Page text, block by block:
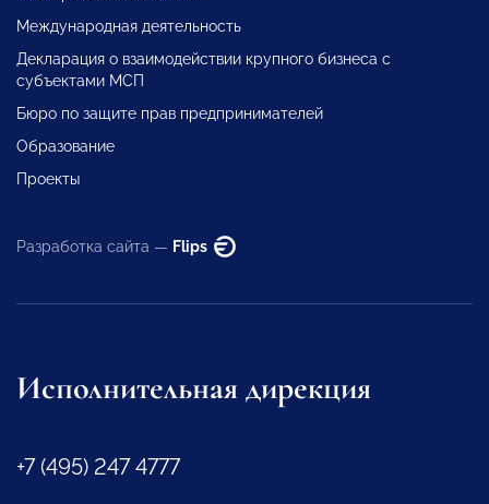
Международная деятельность
Декларация о взаимодействии крупного бизнеса с
субъектами МСП
Бюро по защите прав предпринимателей
Образование
Проекты
Разработка сайта — Flips
Исполнительная дирекция
+7 (495) 247 4777